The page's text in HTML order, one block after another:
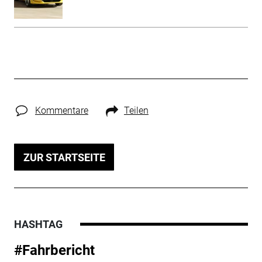
Kommentare Teilen
ZUR STARTSEITE
HASHTAG
#Fahrbericht